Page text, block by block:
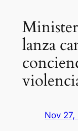
lanza
Nov 27,